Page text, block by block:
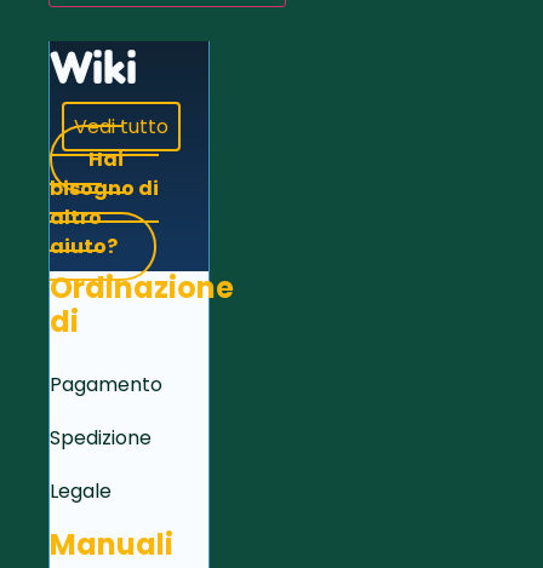
Wiki
Vedi tutto
Hai
bisogno di
altro
aiuto?
Ordinazione
di
Pagamento
Spedizione
Legale
Manuali